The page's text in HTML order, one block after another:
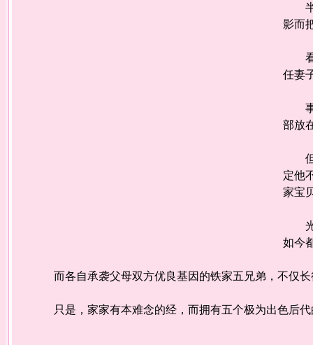
半
影而
看
任妻
事
部放
但
定他
家宝
光
如今
而各自承袭父母双方优良基因的铁家五兄弟，不仅长
只是，家家有本难念的经，而拥有五个极为出色后